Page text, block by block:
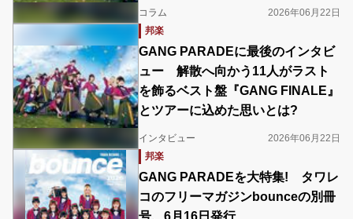
コラム
2026年06月22日
邦楽
GANG PARADEに最後のインタビ
ュー 解散へ向かう11人がラスト
を飾るベスト盤『GANG FINALE』
とツアーに込めた思いとは?
インタビュー
2026年06月22日
邦楽
GANG PARADEを大特集! タワレ
コのフリーマガジンbounceの別冊
号、6月16日発行